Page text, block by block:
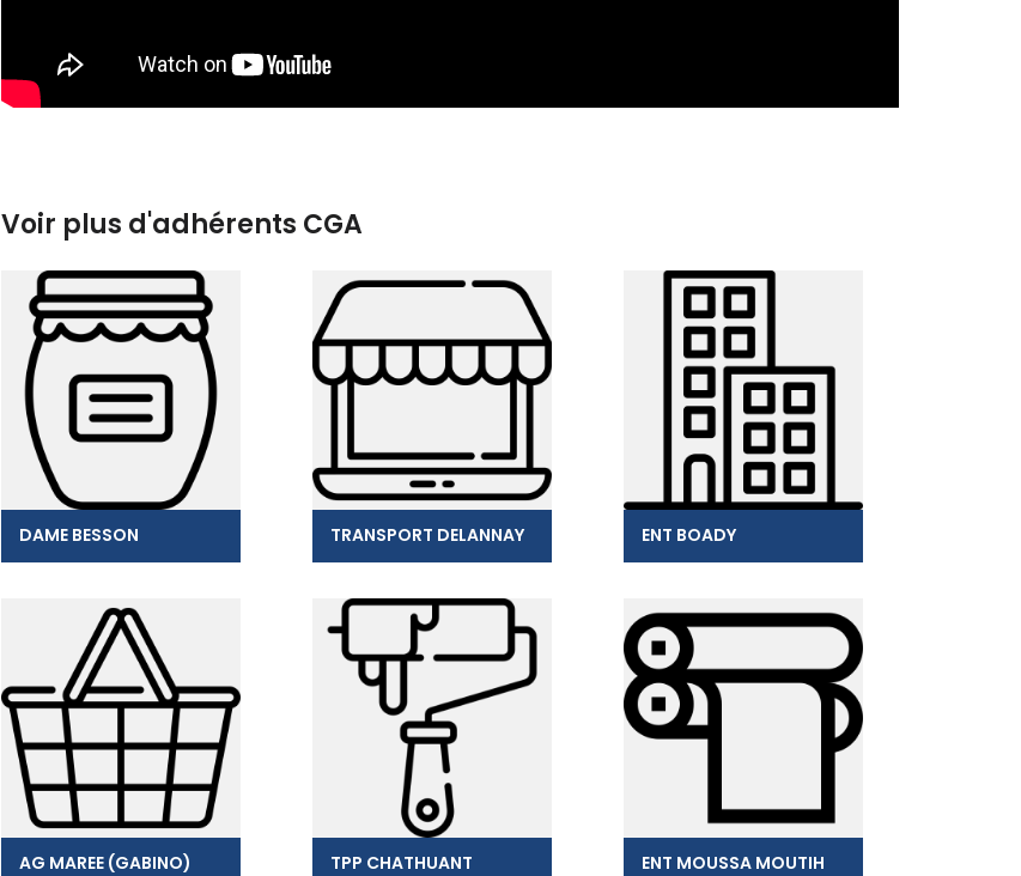
Voir plus d'adhérents CGA
DAME BESSON TRANSPORT DELANNAY ENT BOADY
AG MAREE (GABINO) TPP CHATHUANT ENT MOUSSA MOUTIH